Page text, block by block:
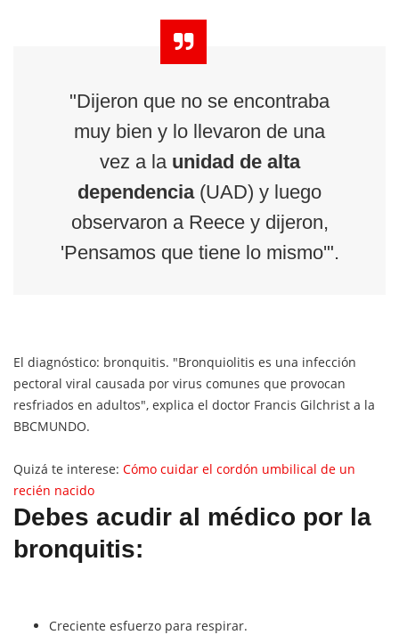
"Dijeron que no se encontraba
muy bien y lo llevaron de una
vez a la unidad de alta
dependencia(UAD) y luego
observaron a Reece y dijeron,
'Pensamos que tiene lo mismo'".
El diagnóstico: bronquitis. "Bronquiolitis es una infección
pectoral viral causada por virus comunes que provocan
resfriados en adultos", explica el doctor Francis Gilchrist a la
BBCMUNDO.
Quizá te interese: Cómo cuidar el cordón umbilical de un
recién nacido
Debes acudir al médico por la
bronquitis:
Creciente esfuerzo para respirar.